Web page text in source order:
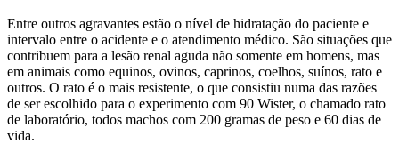
Entre outros agravantes estão o nível de hidratação do paciente e
intervalo entre o acidente e o atendimento médico. São situações que
contribuem para a lesão renal aguda não somente em homens, mas
em animais como equinos, ovinos, caprinos, coelhos, suínos, rato e
outros. O rato é o mais resistente, o que consistiu numa das razões
de ser escolhido para o experimento com 90 Wister, o chamado rato
de laboratório, todos machos com 200 gramas de peso e 60 dias de
vida.